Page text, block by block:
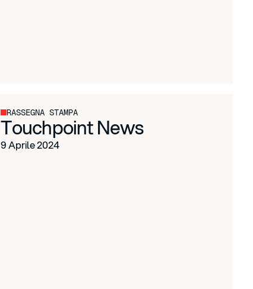
RASSEGNA STAMPA
Touchpoint News
9 Aprile 2024